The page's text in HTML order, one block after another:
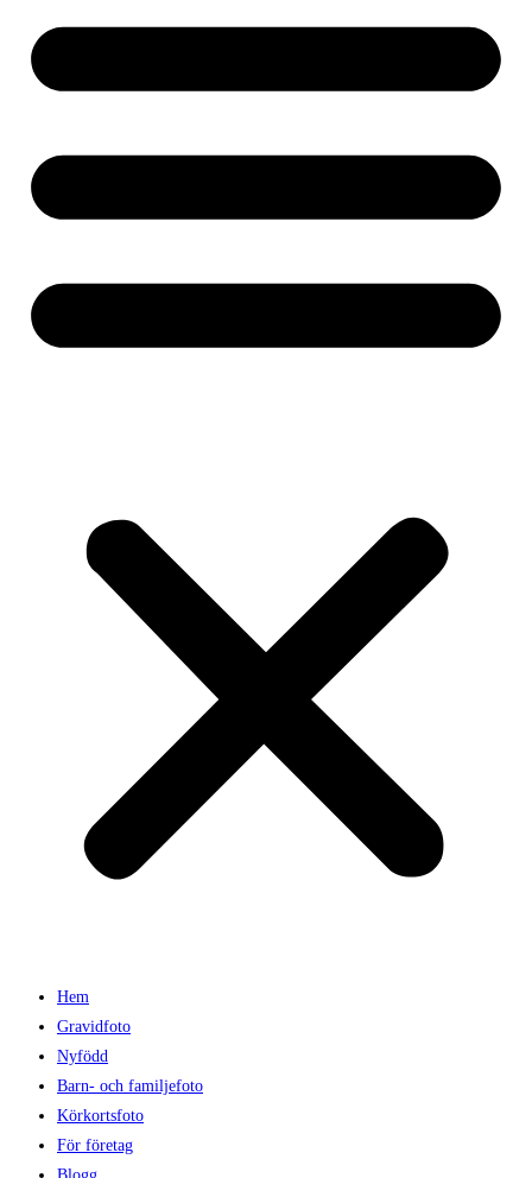
Hem
Gravidfoto
Nyfödd
Barn- och familjefoto
Körkortsfoto
För företag